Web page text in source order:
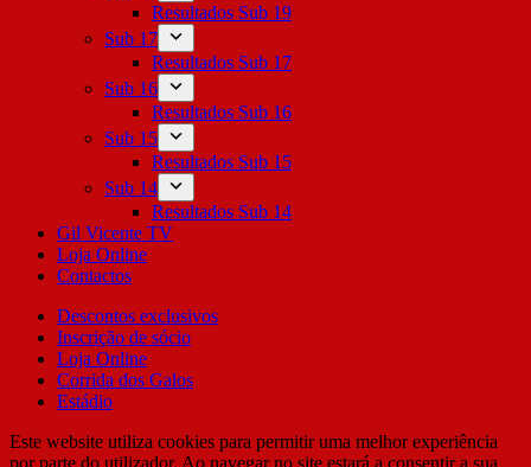
Resultados Sub 19
Sub 17
Resultados Sub 17
Sub 16
Resultados Sub 16
Sub 15
Resultados Sub 15
Sub 14
Resultados Sub 14
Gil Vicente TV
Loja Online
Contactos
Descontos exclusivos
Inscrição de sócio
Loja Online
Corrida dos Galos
Estádio
Este website utiliza cookies para permitir uma melhor experiência
por parte do utilizador. Ao navegar no site estará a consentir a sua